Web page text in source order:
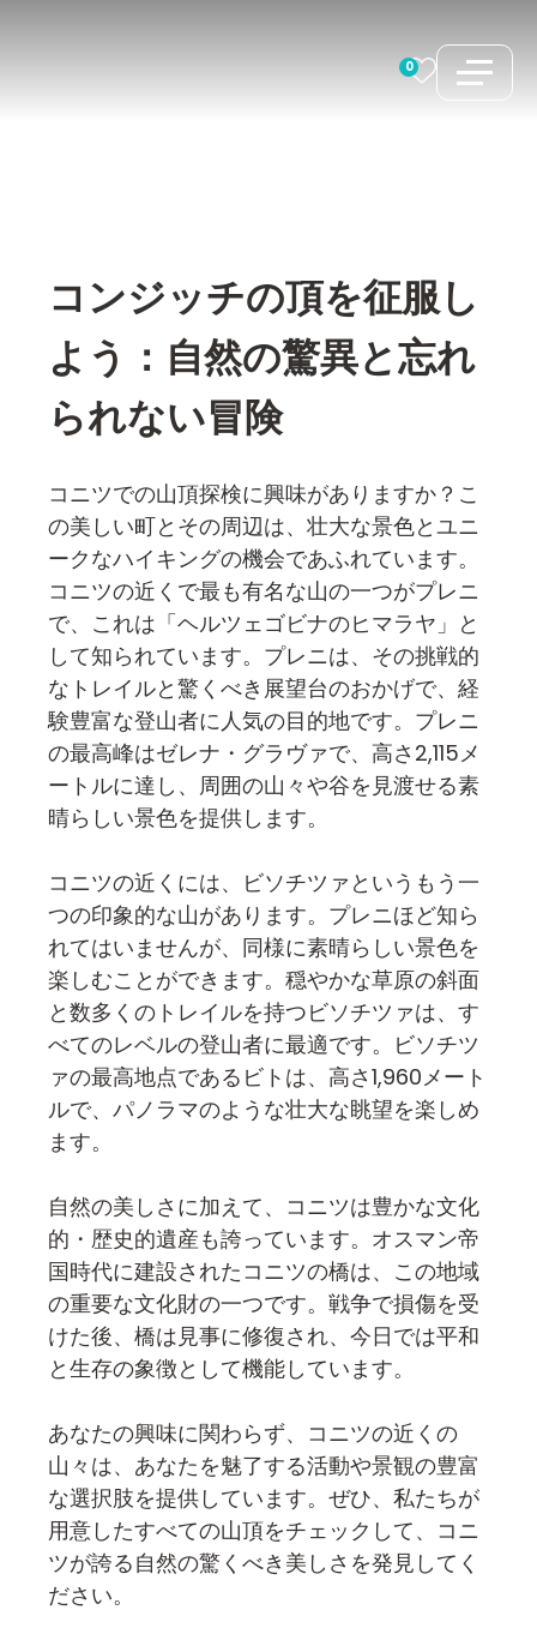
0
コンジッチの頂を征服し
よう：自然の驚異と忘れ
られない冒険
コニツでの山頂探検に興味がありますか？こ
の美しい町とその周辺は、壮大な景色とユニ
ークなハイキングの機会であふれています。
コニツの近くで最も有名な山の一つがプレニ
で、これは「ヘルツェゴビナのヒマラヤ」と
して知られています。プレニは、その挑戦的
なトレイルと驚くべき展望台のおかげで、経
験豊富な登山者に人気の目的地です。プレニ
の最高峰はゼレナ・グラヴァで、高さ2,115メ
ートルに達し、周囲の山々や谷を見渡せる素
晴らしい景色を提供します。
コニツの近くには、ビソチツァというもう一
つの印象的な山があります。プレニほど知ら
れてはいませんが、同様に素晴らしい景色を
楽しむことができます。穏やかな草原の斜面
と数多くのトレイルを持つビソチツァは、す
べてのレベルの登山者に最適です。ビソチツ
ァの最高地点であるビトは、高さ1,960メート
ルで、パノラマのような壮大な眺望を楽しめ
ます。
自然の美しさに加えて、コニツは豊かな文化
的・歴史的遺産も誇っています。オスマン帝
国時代に建設されたコニツの橋は、この地域
の重要な文化財の一つです。戦争で損傷を受
けた後、橋は見事に修復され、今日では平和
と生存の象徴として機能しています。
あなたの興味に関わらず、コニツの近くの
山々は、あなたを魅了する活動や景観の豊富
な選択肢を提供しています。ぜひ、私たちが
用意したすべての山頂をチェックして、コニ
ツが誇る自然の驚くべき美しさを発見してく
ださい。